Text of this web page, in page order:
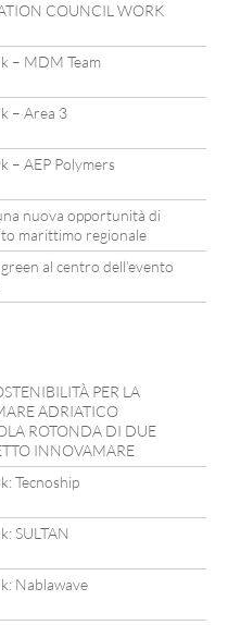
COUNCIL WORK
– MDM Team
– Area 3
– AEP Polymers
nuova opportunità di
marittimo regionale
al centro dell’evento
PER LA
ADRIATICO
ROTONDA DI DUE
INNOVAMARE
Tecnoship
SULTAN
Nablawave